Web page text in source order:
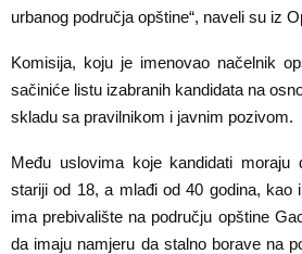
urbanog područja opštine“, naveli su iz
Komisija, koju je imenovao načelnik
sačiniće listu izabranih kandidata na
skladu sa pravilnikom i javnim pozivom.
Među uslovima koje kandidati
stariji od 18, a mlađi od 40 godina, kao
ima prebivalište na području opštine
da imaju namjeru da stalno borave na